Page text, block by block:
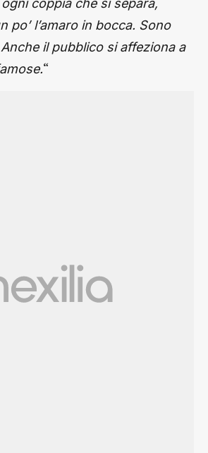
coppia che si separa,
po’ l’amaro in bocca. Sono
il pubblico si affeziona a
“